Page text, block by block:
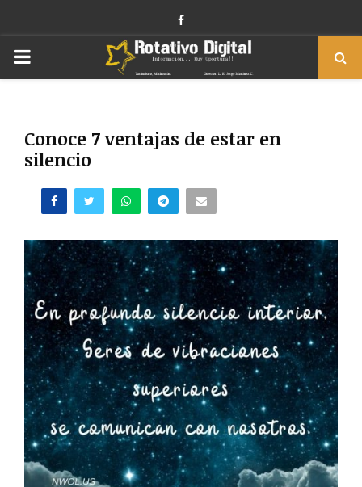
Facebook
PRIMARY
Conoce 7 ventajas de estar en
silencio